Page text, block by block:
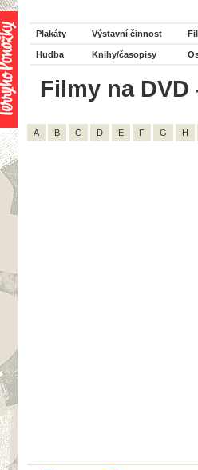
Plakáty Výstavní činnost
Hudba Knihy/časopisy
Filmy na
A B C D E F G H